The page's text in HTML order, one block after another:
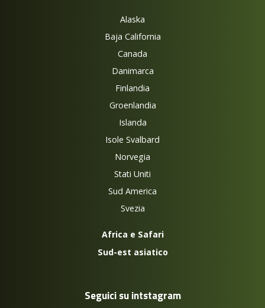
Alaska
Baja California
Canada
Danimarca
Finlandia
Groenlandia
Islanda
Isole Svalbard
Norvegia
Stati Uniti
Sud America
Svezia
Africa e Safari
Sud-est asiatico
Seguici su intstagram